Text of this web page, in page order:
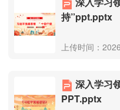
持”ppt.pptx
上传时间：
PPT.pptx